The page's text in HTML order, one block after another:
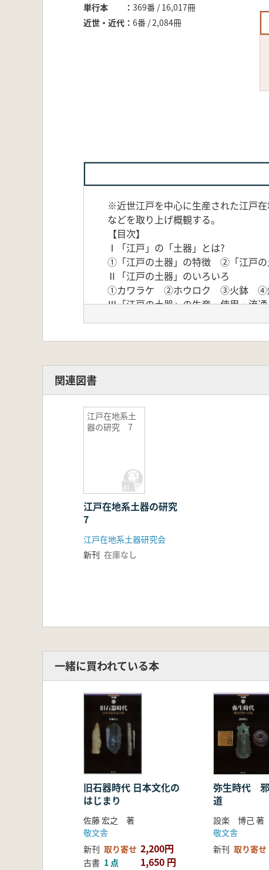
単行本
369番 / 16,017冊
近世・近代
6番 / 2,084冊
※近世江戸を中心に生産された江戸
などを取り上げ概観する。
【目次】
Ⅰ「江戸」の「土器」とは?
①「江戸の土器」の特徴 ②「江戸
Ⅱ「江戸の土器」のいろいろ
①カワラケ ②ホウロク ③火鉢 ④
Ⅲ「江戸の土器」の生産・使用・流通
3 江戸および周辺地域における近
関連図書
江戸在地系土
器の研究 7
江戸在地系土器の研究
7
江戸在地系土器研究会
新刊 在庫なし
一緒に買われている本
旧石器時代 日本文化の
はじまり
佐藤 宏之 著
敬文舎
新刊 取り寄せ 2,200円
古書 1 点 1,650 円
弥生時代
道
設楽 博己 著
敬文舎
新刊 取り寄せ